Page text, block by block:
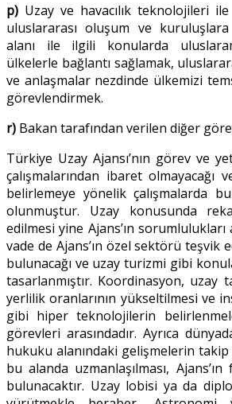
p) Uzay ve havacılık teknolojileri
uluslararası oluşum ve
alanı ile ilgili konularda
ülkelerle bağlantı sağlamak,
ve anlaşmalar nezdinde ülkemizi
görevlendirmek.
r) Bakan tarafından verilen diğer
Türkiye Uzay Ajansı’nın görev ve
çalışmalarından ibaret olmayacağı
belirlemeye yönelik çalışmalarda
olunmuştur. Uzay konusunda
edilmesi yine Ajans’ın sorumlulukları
vade de Ajans’ın özel sektörü teşvik
bulunacağı ve uzay turizmi gibi
tasarlanmıştır. Koordinasyon, uzay
yerlilik oranlarının yükseltilmesi ve
gibi hiper teknolojilerin
görevleri arasındadır. Ayrıca
hukuku alanındaki gelişmelerin
bu alanda uzmanlaşılması,
bulunacaktır. Uzay lobisi ya da